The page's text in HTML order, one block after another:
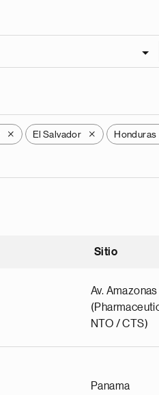
X El Salvador X Honduras
Sitio
Av. Amazonas
NTO / CTS)
Panama